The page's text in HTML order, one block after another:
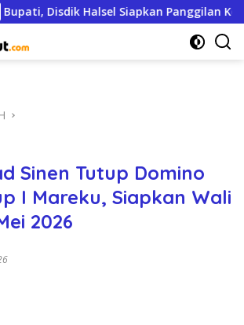
Disdik Halsel Siapkan Panggilan Ketiga
Sinen Tutup Domino
I Mareku, Siapkan Wali
2026